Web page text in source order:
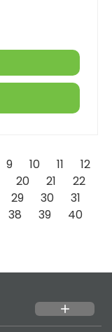
9 10 11
12
20 21
22
29 30
31
38 39
40
add